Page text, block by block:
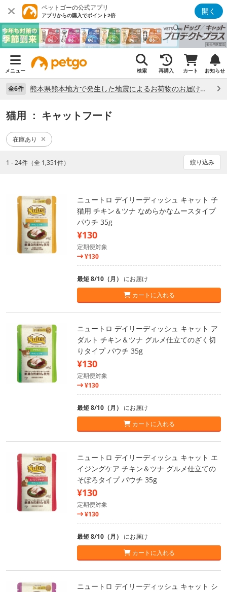
ペットゴーの公式アプリ
アプリからの購入でポイント2倍 開く
メニュー 検索 再購入 カート お知らせ
全6件 熊本県熊本地方で発生した地震によるお荷物のお届け状況について （7/28）
猫用 ： キャットフード
在庫あり
1 - 24件（全 1,351件） 絞り込み
ニュートロ デイリーディッシュ キャット 子
猫用 チキン＆ツナ なめらかなムースタイプ
パウチ 35g
¥130
定期便対象
¥130
最短 8/10（月） にお届け
カートに入れる
ニュートロ デイリーディッシュ キャット ア
ダルト チキン＆ツナ グルメ仕立てのざく切
りタイプ パウチ 35g
¥130
定期便対象
¥130
最短 8/10（月） にお届け
カートに入れる
ニュートロ デイリーディッシュ キャット エ
イジングケア チキン＆ツナ グルメ仕立ての
そぼろタイプ パウチ 35g
¥130
定期便対象
¥130
最短 8/10（月） にお届け
カートに入れる
ニュートロ デイリーディッシュ キャット シ